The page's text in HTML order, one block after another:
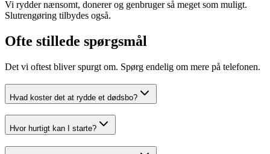
Vi rydder nænsomt, donerer og genbruger så meget som muligt.
Slutrengøring tilbydes også.
Ofte stillede spørgsmål
Det vi oftest bliver spurgt om. Spørg endelig om mere på telefonen.
Hvad koster det at rydde et dødsbo?
Hvor hurtigt kan I starte?